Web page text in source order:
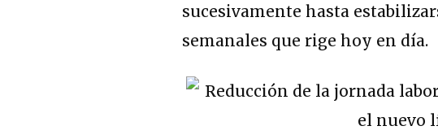
sucesivamente hasta
semanales que rige hoy en día.